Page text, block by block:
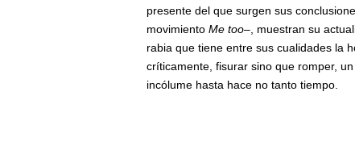
presente del que surgen sus
movimiento Me too– , muestran su
rabia que tiene entre sus cualidades la
críticamente, fisurar sino que romper,
incólume hasta hace no tanto tiempo.